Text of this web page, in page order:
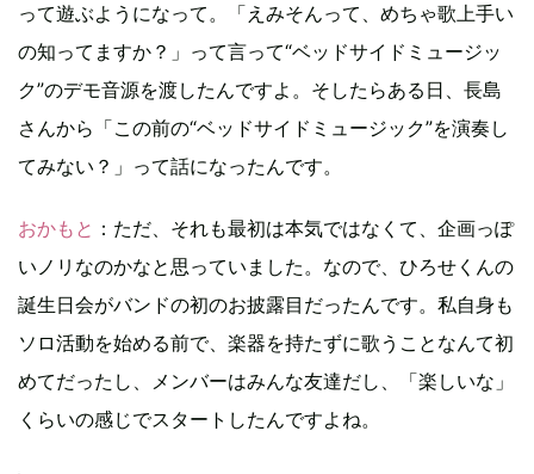
って遊ぶようになって。「えみそんって、めちゃ歌上手い
の知ってますか？」って言って“ベッドサイドミュージッ
ク”のデモ音源を渡したんですよ。そしたらある日、長島
さんから「この前の“ベッドサイドミュージック”を演奏し
てみない？」って話になったんです。
おかもと ：ただ、それも最初は本気ではなくて、企画っぽ
いノリなのかなと思っていました。なので、ひろせくんの
誕生日会がバンドの初のお披露目だったんです。私自身も
ソロ活動を始める前で、楽器を持たずに歌うことなんて初
めてだったし、メンバーはみんな友達だし、「楽しいな」
くらいの感じでスタートしたんですよね。